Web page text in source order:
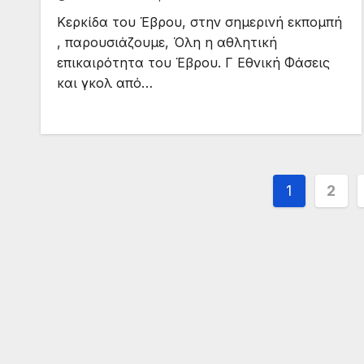
Κερκίδα του Έβρου, στην σημερινή εκπομπή
, παρουσιάζουμε, Όλη η αθλητική
επικαιρότητα του Έβρου. Γ Εθνική Φάσεις
και γκολ από…
1 2